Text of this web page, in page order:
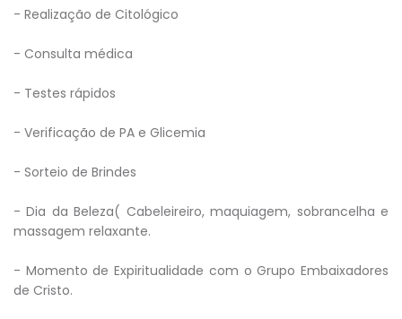
- Realização de Citológico
- Consulta médica
- Testes rápidos
- Verificação de PA e Glicemia
- Sorteio de Brindes
- Dia da Beleza( Cabeleireiro, maquiagem, sobrancelha e
massagem relaxante.
- Momento de Expiritualidade com o Grupo Embaixadores
de Cristo.